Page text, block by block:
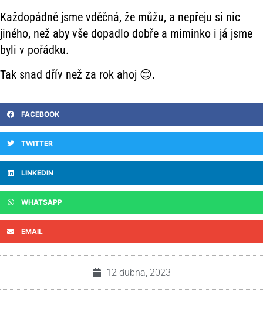
Každopádně jsme vděčná, že můžu, a nepřeju si nic
jiného, než aby vše dopadlo dobře a miminko i já jsme
byli v pořádku.
Tak snad dřív než za rok ahoj 😊.
FACEBOOK
TWITTER
LINKEDIN
WHATSAPP
EMAIL
12 dubna, 2023